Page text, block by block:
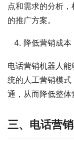
点和需求的分析
的推广方案。
降低营销成本
电话营销机器人
统的人工营销模
通，从而降低整体
三、电话营